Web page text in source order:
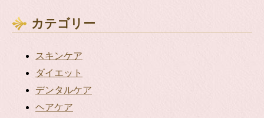
カテゴリー
スキンケア
ダイエット
デンタルケア
ヘアケア